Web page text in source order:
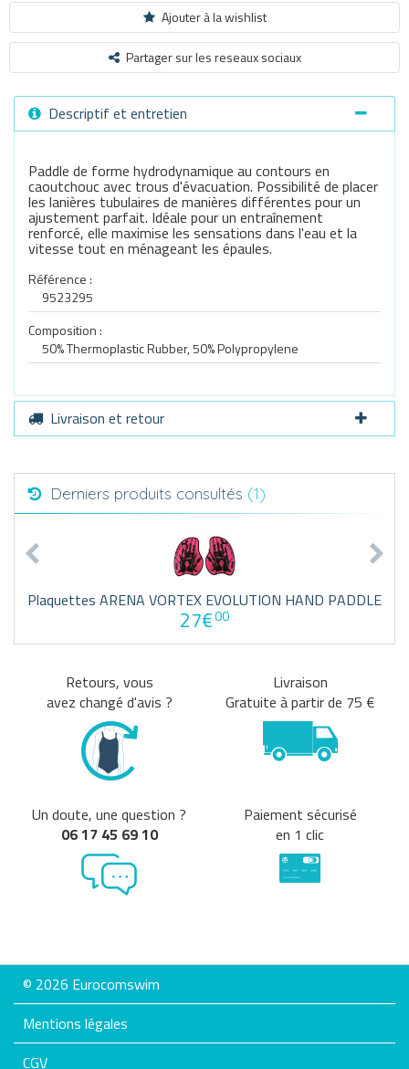
Ajouter à la wishlist
Partager sur les reseaux sociaux
Descriptif et entretien
Paddle de forme hydrodynamique au contours en
caoutchouc avec trous d'évacuation. Possibilité de placer
les lanières tubulaires de manières différentes pour un
ajustement parfait. Idéale pour un entraînement
renforcé, elle maximise les sensations dans l'eau et la
vitesse tout en ménageant les épaules.
Référence :
9523295
Composition :
50% Thermoplastic Rubber, 50% Polypropylene
Livraison et retour
Derniers produits consultés (1)
Plaquettes ARENA VORTEX EVOLUTION HAND PADDLE
27€00
Retours, vous
avez changé d'avis ?
Livraison
Gratuite à partir de 75 €
Un doute, une question ?
06 17 45 69 10
Paiement sécurisé
en 1 clic
© 2026 Eurocomswim
Mentions légales
CGV